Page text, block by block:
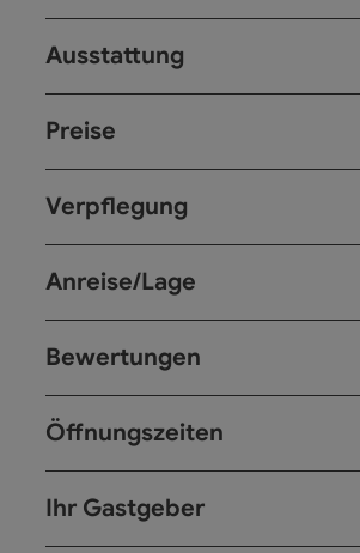
Ausstattung
Preise
Verpflegung
Anreise/Lage
Bewertungen
Öffnungszeiten
Ihr Gastgeber